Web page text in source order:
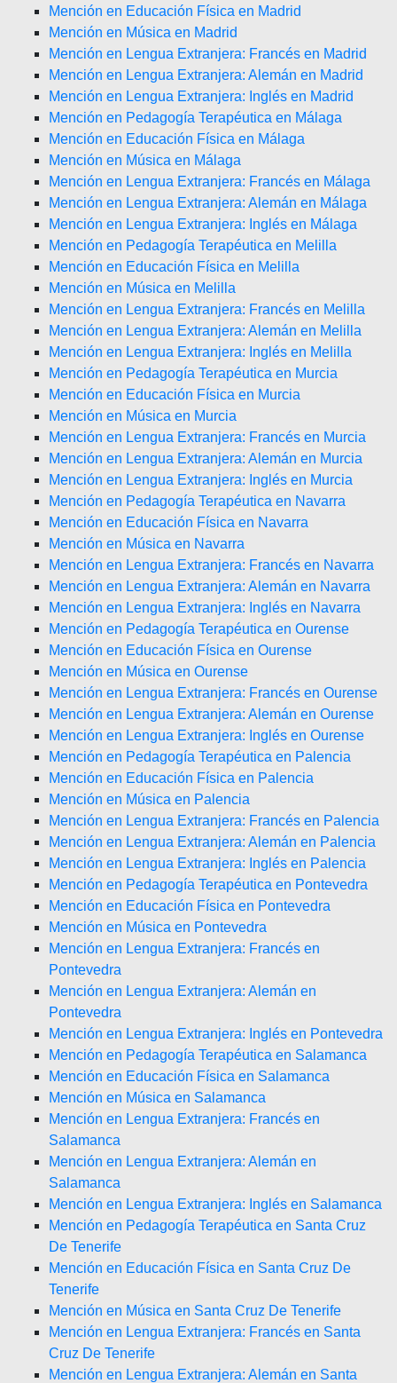
Mención en Educación Física en Madrid
Mención en Música en Madrid
Mención en Lengua Extranjera: Francés en Madrid
Mención en Lengua Extranjera: Alemán en Madrid
Mención en Lengua Extranjera: Inglés en Madrid
Mención en Pedagogía Terapéutica en Málaga
Mención en Educación Física en Málaga
Mención en Música en Málaga
Mención en Lengua Extranjera: Francés en Málaga
Mención en Lengua Extranjera: Alemán en Málaga
Mención en Lengua Extranjera: Inglés en Málaga
Mención en Pedagogía Terapéutica en Melilla
Mención en Educación Física en Melilla
Mención en Música en Melilla
Mención en Lengua Extranjera: Francés en Melilla
Mención en Lengua Extranjera: Alemán en Melilla
Mención en Lengua Extranjera: Inglés en Melilla
Mención en Pedagogía Terapéutica en Murcia
Mención en Educación Física en Murcia
Mención en Música en Murcia
Mención en Lengua Extranjera: Francés en Murcia
Mención en Lengua Extranjera: Alemán en Murcia
Mención en Lengua Extranjera: Inglés en Murcia
Mención en Pedagogía Terapéutica en Navarra
Mención en Educación Física en Navarra
Mención en Música en Navarra
Mención en Lengua Extranjera: Francés en Navarra
Mención en Lengua Extranjera: Alemán en Navarra
Mención en Lengua Extranjera: Inglés en Navarra
Mención en Pedagogía Terapéutica en Ourense
Mención en Educación Física en Ourense
Mención en Música en Ourense
Mención en Lengua Extranjera: Francés en Ourense
Mención en Lengua Extranjera: Alemán en Ourense
Mención en Lengua Extranjera: Inglés en Ourense
Mención en Pedagogía Terapéutica en Palencia
Mención en Educación Física en Palencia
Mención en Música en Palencia
Mención en Lengua Extranjera: Francés en Palencia
Mención en Lengua Extranjera: Alemán en Palencia
Mención en Lengua Extranjera: Inglés en Palencia
Mención en Pedagogía Terapéutica en Pontevedra
Mención en Educación Física en Pontevedra
Mención en Música en Pontevedra
Mención en Lengua Extranjera: Francés en
Pontevedra
Mención en Lengua Extranjera: Alemán en
Pontevedra
Mención en Lengua Extranjera: Inglés en Pontevedra
Mención en Pedagogía Terapéutica en Salamanca
Mención en Educación Física en Salamanca
Mención en Música en Salamanca
Mención en Lengua Extranjera: Francés en
Salamanca
Mención en Lengua Extranjera: Alemán en
Salamanca
Mención en Lengua Extranjera: Inglés en Salamanca
Mención en Pedagogía Terapéutica en Santa Cruz
De Tenerife
Mención en Educación Física en Santa Cruz De
Tenerife
Mención en Música en Santa Cruz De Tenerife
Mención en Lengua Extranjera: Francés en Santa
Cruz De Tenerife
Mención en Lengua Extranjera: Alemán en Santa